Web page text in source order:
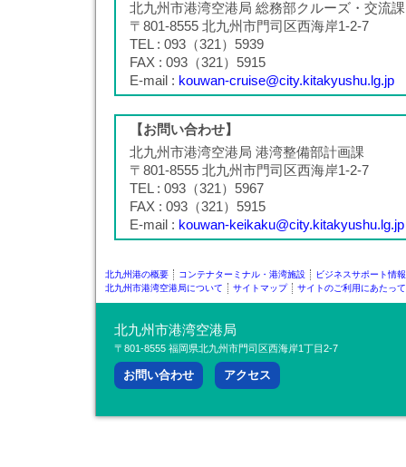
北九州市港湾空港局 総務部クルーズ・交流課
〒801-8555 北九州市門司区西海岸1-2-7
TEL : 093（321）5939
FAX : 093（321）5915
E-mail : kouwan-cruise@city.kitakyushu.lg.jp
【お問い合わせ】
北九州市港湾空港局 港湾整備部計画課
〒801-8555 北九州市門司区西海岸1-2-7
TEL : 093（321）5967
FAX : 093（321）5915
E-mail : kouwan-keikaku@city.kitakyushu.lg.jp
北九州港の概要 コンテナターミナル・港湾施設
ビジネスサポート情報
北九州市港湾空港局について
サイトマップ サイトのご利用にあたっ
北九州市港湾空港局
〒801-8555 福岡県北九州市門司区西海岸1丁目2-7
お問い合わせ アクセス